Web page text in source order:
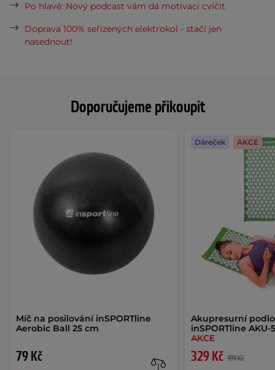
Doporučujeme přikoupit
Míč na posilování inSPORTline
Aerobic Ball 25 cm
79 Kč
Akupresurní
inSPORTline
AKCE
329 Kč 499 Kč
Dáreček AKCE
Po hlavě: Nový podcast vám dá motivaci cvičit
Doprava 100% seřízených elektrokol - stačí jen
nasednout!